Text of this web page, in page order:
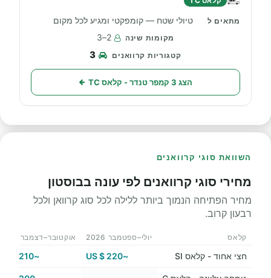
טיולי שטח — קומפקטי ומגיע לכל מקום
2–3
3
הצג 3 קמפר טנדר - קלאס TC
השוואת סוגי קרוואנים
מחירי סוגי קרוואנים לפי עונה בבוסטון
מחיר הפתיחה הנמוך ביותר ללילה לכל סוג קרוואן ולכל
רבעון קרוב.
קלאס יולי–ספטמבר 2026 אוקטובר–דצמבר 2026
חצי אחוד - קלאס SI ~220 $ US
~210 $ US